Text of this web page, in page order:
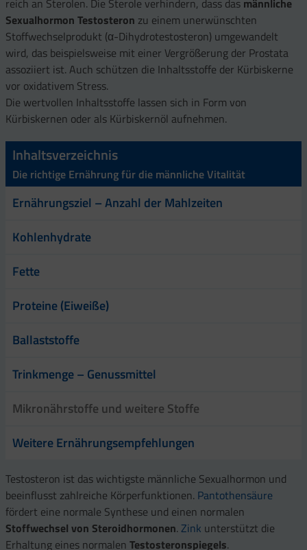
reich an Sterolen. Die Sterole verhindern, dass das männliche
Sexualhormon Testosteron zu einem unerwünschten
Stoffwechselprodukt (α-Dihydrotestosteron) umgewandelt
wird, das beispielsweise mit einer Vergrößerung der Prostata
assoziiert ist. Auch schützen die Inhaltsstoffe der Kürbiskerne
vor oxidativem Stress.
Die wertvollen Inhaltsstoffe lassen sich in Form von
Kürbiskernen oder als Kürbiskernöl aufnehmen.
Inhaltsverzeichnis
Die richtige Ernährung für die männliche Vitalität
Ernährungsziel – Anzahl der Mahlzeiten
Kohlenhydrate
Fette
Proteine (Eiweiße)
Ballaststoffe
Trinkmenge – Genussmittel
Mikronährstoffe und weitere Stoffe
Weitere Ernährungsempfehlungen
Testosteron ist das wichtigste männliche Sexualhormon und
beeinflusst zahlreiche Körperfunktionen. Pantothensäure
fördert eine normale Synthese und einen normalen
Stoffwechsel von Steroidhormonen. Zink unterstützt die
Erhaltung eines normalen Testosteronspiegels.